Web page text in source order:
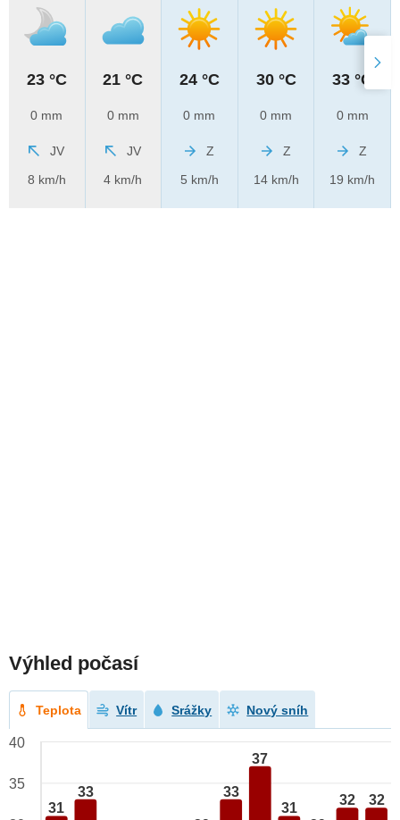
23 °C
0 mm
JV
8 km/h
21 °C
0 mm
JV
4 km/h
24 °C
0 mm
Z
5 km/h
30 °C
0 mm
Z
14 km/h
33 °C
0 mm
Z
19 km/h
Výhled počasí
Teplota Vítr Srážky Nový sníh
31
33 33
37
31
32 32
40
35